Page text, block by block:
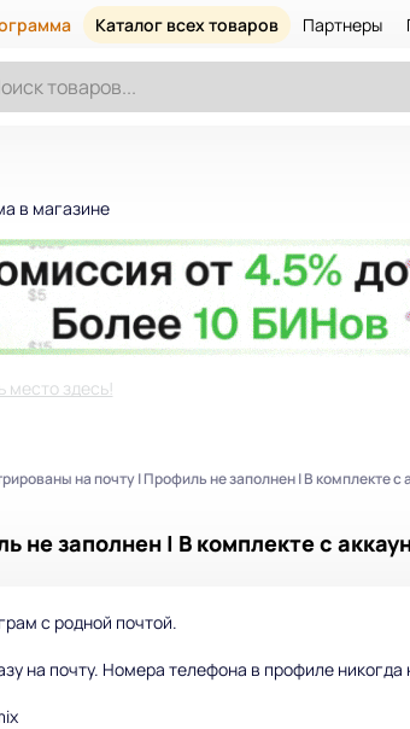
Каталог всех товаров Партнеры
в магазине
место здесь!
на почту | Профиль не заполнен | В комплекте с
не заполнен | В комплекте с
с родной почтой.
на почту. Номера телефона в профиле никогда